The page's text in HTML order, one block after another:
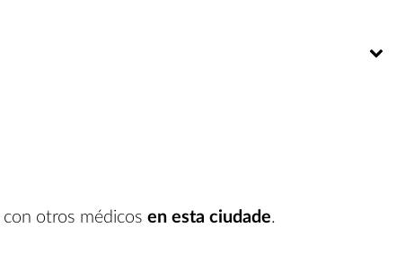
con otros médicos en esta ciudade.